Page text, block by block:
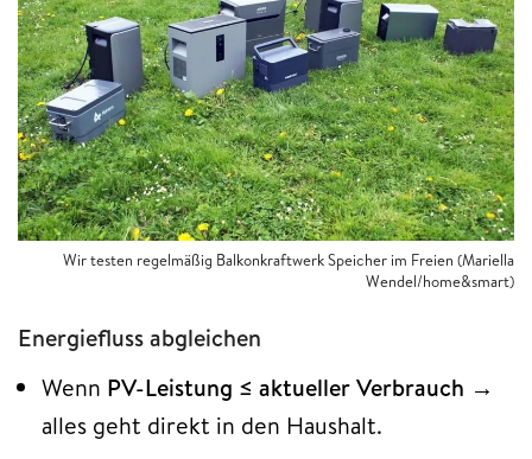
Wir testen regelmäßig Balkonkraftwerk Speicher im Freien (Mariella
Wendel/home&smart)
Energiefluss abgleichen
Wenn PV-Leistung ≤ aktueller Verbrauch →
alles geht direkt in den Haushalt.